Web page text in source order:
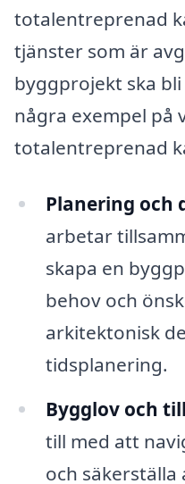
totalentreprenad
tjänster som är
byggprojekt ska
några exempel på
totalentreprenad
Planering och
arbetar
skapa en
behov och
arkitektonisk
tidsplanering.
Bygglov och
till med att
och